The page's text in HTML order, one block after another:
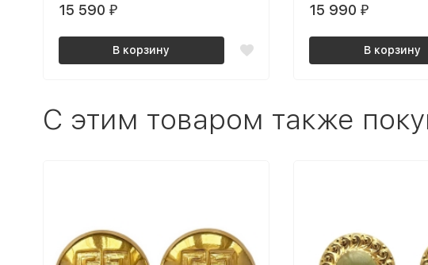
15 590 ₽
В корзину
15 990 ₽
В корзину
C этим товаром также